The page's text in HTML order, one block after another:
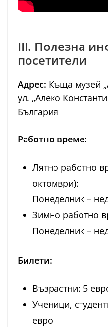
III. Полезна
посетители
Адрес: Къща музей
ул. „Алеко
България
Работно време:
Лятно работно
октомври):
Понеделник –
Зимно работно
Понеделник –
Билети:
Възрастни: 5
Ученици,
евро